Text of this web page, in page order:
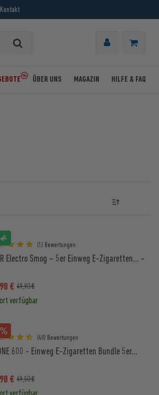
Kontakt
HILFE & FAQ
MAGAZIN
ÜBER UNS
(1) Bewertungen
Electro Smog – 5er Einweg E-Zigaretten... -
€ 49,90 €
verfügbar
(48) Bewertungen
600 - Einweg E-Zigaretten Bundle 5er...
€ 49,50 €
verfügbar